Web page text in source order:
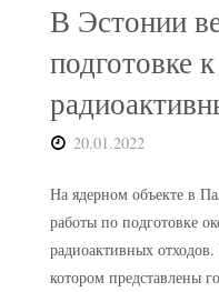
В Эстонии
подготовке
20.01.2022
На ядерном объекте в
работы по подготовке
радиоактивных
котором представлены